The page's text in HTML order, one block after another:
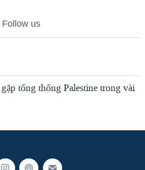
Follow us
tổng thống Palestine trong vài